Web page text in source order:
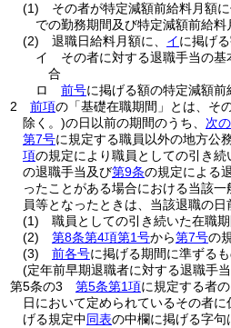
(1)
その者が特定減額前給料月額
での勤務期間及び特定減額前給料
(2)
退職日給料月額に、 イに掲げ
イ
その者に対する退職手当の基
合
ロ
前号に掲げる額の特定減額
2
前項の「基礎在職期間」とは、そ
除く。)の日以前の期間のうち、 次
第7号に規定する職員以外の地方公
項の規定により職員としての引き
の退職手当及び第9条の規定による
ったことがある場合における当該
員等となったときは、当該退職の日
(1)
職員としての引き続いた在職期
(2)
第8条第4項第1号から第7号の
(3)
前各号に掲げる期間に準ずる
(定年前早期退職者に対する退職手
第5条の3
第5条第1項に規定する者
日において定められているその者
げる規定中同表の中欄に掲げる字句